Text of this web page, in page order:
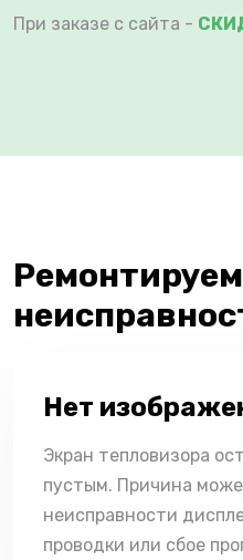
При заказе с сайта -
Нет
Экран тепловизора
пустым. Причина
неисправности
проводки или сбое